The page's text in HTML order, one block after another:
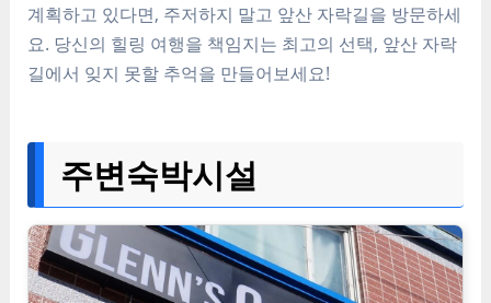
계획하고 있다면, 주저하지 말고 앞산 자락길을 방문하세
요. 당신의 힐링 여행을 책임지는 최고의 선택, 앞산 자락
길에서 잊지 못할 추억을 만들어보세요!
주변숙박시설